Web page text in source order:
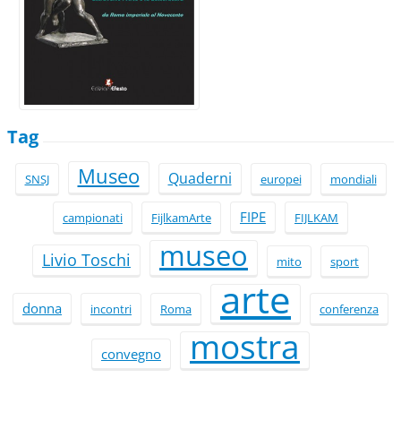
Tag
SNSJ Museo Quaderni europei mondiali
campionati FijlkamArte FIPE FIJLKAM
Livio Toschi museo mito sport
donna incontri Roma arte conferenza
convegno mostra